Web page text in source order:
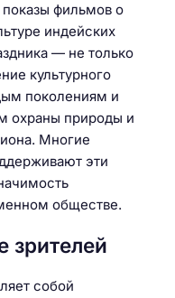
показы фильмов о
индейских
— не только
культурного
поколениям и
охраны природы и
Многие
эти
обществе.
зрителей
собой